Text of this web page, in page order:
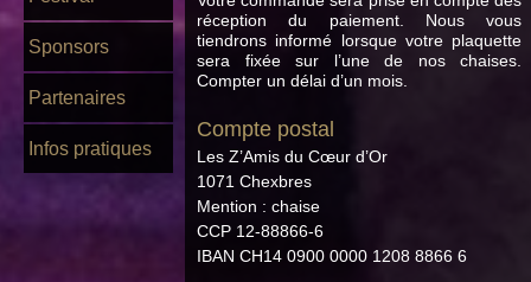
Sponsors
Partenaires
Infos pratiques
réception du paiement. Nous vous
tiendrons informé lorsque votre plaquette
sera fixée sur l’une de nos chaises.
Compter un délai d’un mois.
Compte postal
Les Z’Amis du Cœur d’Or
1071 Chexbres
Mention : chaise
CCP 12-88866-6
IBAN CH14 0900 0000 1208 8866 6